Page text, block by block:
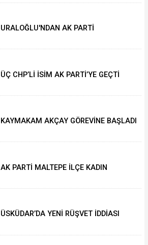
URALOĞLU'NDAN AK PARTİ
ÜÇ CHP’Lİ İSİM AK PARTİ’YE GEÇTİ
KAYMAKAM AKÇAY GÖREVİNE BAŞLADI
AK PARTİ MALTEPE İLÇE KADIN
ÜSKÜDAR’DA YENİ RÜŞVET İDDİASI